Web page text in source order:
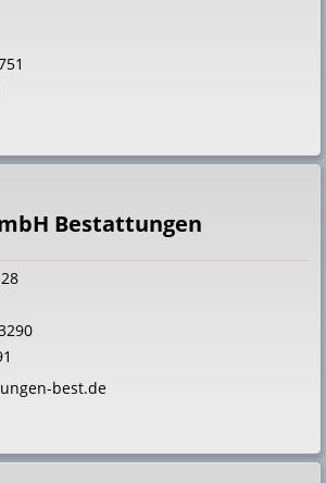
Bestattungen
best.de